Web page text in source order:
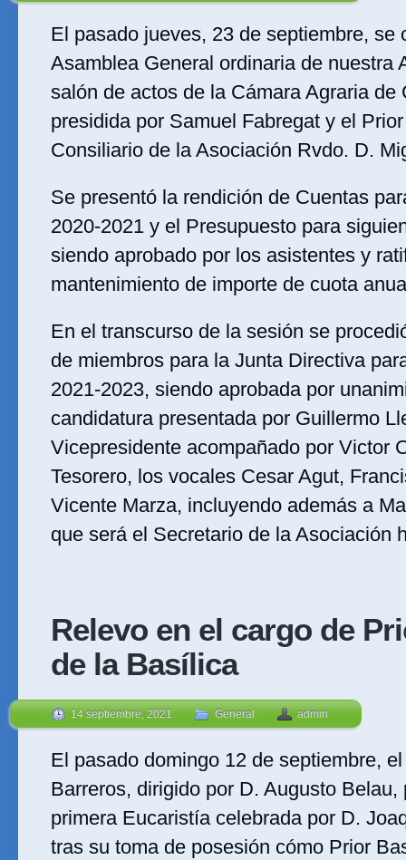
El pasado jueves, 23 de septiembre, se
Asamblea General ordinaria de nuestra
salón de actos de la Cámara Agraria de
presidida por Samuel Fabregat y el
Consiliario de la Asociación Rvdo. D.
Se presentó la rendición de Cuentas
2020-2021 y el Presupuesto para
siendo aprobado por los asistentes y
mantenimiento de importe de cuota
En el transcurso de la sesión se
de miembros para la Junta Directiva
2021-2023, siendo aprobada por
candidatura presentada por Guillermo
Vicepresidente acompañado por Victor
Tesorero, los vocales Cesar Agut,
Vicente Marza, incluyendo además a
que será el Secretario de la Asociación
Relevo en el cargo de
de la Basílica
14 septiembre, 2021 General admin
El pasado domingo 12 de septiembre,
Barreros, dirigido por D. Augusto Belau,
primera Eucaristía celebrada por D.
tras su toma de posesión cómo Prior